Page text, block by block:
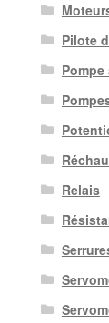
Pilote
Pompe
Relais